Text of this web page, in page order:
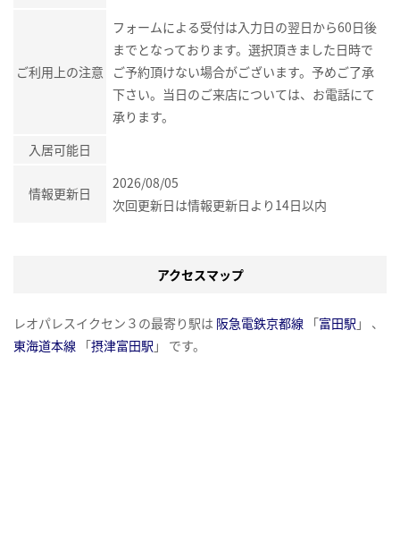
ご利用上の注意
フォームによる受付は入力日の翌日から60日後
までとなっております。選択頂きました日時で
ご予約頂けない場合がございます。予めご了承
下さい。当日のご来店については、お電話にて
承ります。
入居可能日
情報更新日
2026/08/05
次回更新日は情報更新日より14日以内
アクセスマップ
レオパレスイクセン３の最寄り駅は 阪急電鉄京都線 「富田駅 」 、
東海道本線 「摂津富田駅 」 です。